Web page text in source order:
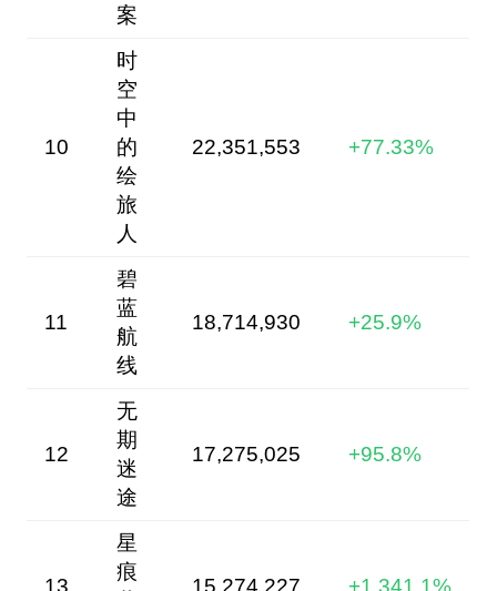
案
10
时
空
中
的
绘
旅
人
22,351,553 +77.33%
11
碧
蓝
航
线
18,714,930 +25.9%
12
无
期
迷
途
17,275,025 +95.8%
13
星
痕
15,274,227 +1,341.1%